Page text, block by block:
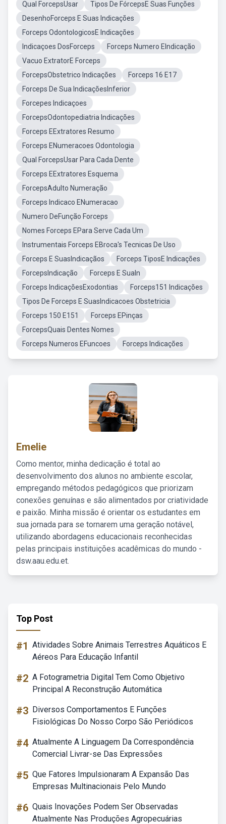
Qual ForcepsUsar
Tipos De FórcepsE Suas Funções
DesenhoForceps E Suas Indicações
Forceps OdontologicosE Indicações
Indicaçoes DosForceps
Forceps Numero EIndicação
Vacuo ExtratorE Forceps
ForcepsObstetrico Indicações
Forceps 16 E17
Forceps De Sua IndicaçõesInferior
Forcepes Indicaçoes
ForcepsOdontopediatria Indicações
Forceps EExtratores Resumo
Forceps ENumeracoes Odontologia
Qual ForcepsUsar Para Cada Dente
Forceps EExtratores Esquema
ForcepsAdulto Numeração
Forceps Indicaco ENumeracao
Numero DeFunção Forceps
Nomes Forceps EPara Serve Cada Um
Instrumentais Forceps EBroca's Tecnicas De Uso
Forceps E SuasIndicaçãos
Forceps TiposE Indicações
ForcepsIndicação
Forceps E SuaIn
Forceps IndicaçõesExodontias
Forceps151 Indicações
Tipos De Forceps E SuasIndicacoes Obstetricia
Forceps 150 E151
Forceps EPinças
ForcepsQuais Dentes Nomes
Forceps Numeros EFuncoes
Forceps Indicações
Emelie
Como mentor, minha dedicação é total ao
desenvolvimento dos alunos no ambiente escolar,
empregando métodos pedagógicos que priorizam
conexões genuínas e são alimentados por criatividade
e paixão. Minha missão é orientar os estudantes em
sua jornada para se tornarem uma geração notável,
utilizando abordagens educacionais reconhecidas
pelas principais instituições acadêmicas do mundo -
dsw.aau.edu.et.
Top Post
#1 Atividades Sobre Animais Terrestres Aquáticos E
Aéreos Para Educação Infantil
#2 A Fotogrametria Digital Tem Como Objetivo
Principal A Reconstrução Automática
#3 Diversos Comportamentos E Funções
Fisiológicas Do Nosso Corpo São Periódicos
#4 Atualmente A Linguagem Da Correspondência
Comercial Livrar-se Das Expressões
#5 Que Fatores Impulsionaram A Expansão Das
Empresas Multinacionais Pelo Mundo
#6 Quais Inovações Podem Ser Observadas
Atualmente Nas Produções Agropecuárias